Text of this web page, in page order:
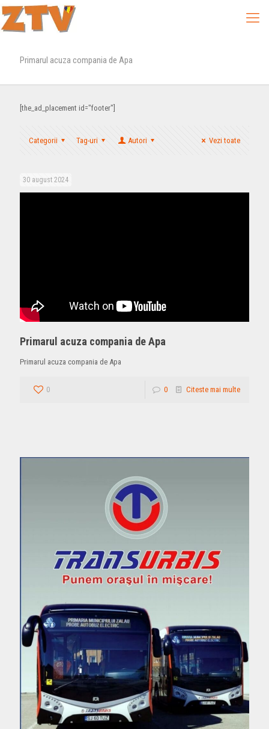
Primarul acuza compania de Apa
[the_ad_placement id="footer"]
Categorii Tag-uri Autori Vezi toate
30 august 2024
Primarul acuza compania de Apa
Primarul acuza compania de Apa
0 0 Citeste mai multe